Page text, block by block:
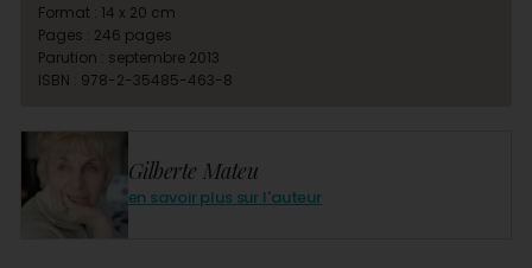
Gilberte Mateu
en savoir plus sur l'auteur
Format : 14 x 20 cm
Pages : 246 pages
Parution : septembre 2013
ISBN : 978-2-35485-463-8